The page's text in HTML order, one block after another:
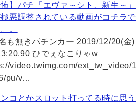
怖】パチ「エヴァ～シト、新生～」
悪調整されている動画がコチラで
。
も無きパチンカー 2019/12/20(金)
ひでぇなこりゃw
video.twimg.com/ext_tw_video/1
pu/v…
コとかスロット打ってる時に思う